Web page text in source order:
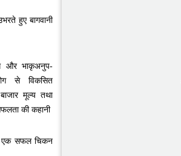
हुए बागवानी
और भाकृअनुप-
से विकसित
मूल्य तथा
की कहानी
एक सफल चिकन